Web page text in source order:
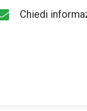
Chiedi